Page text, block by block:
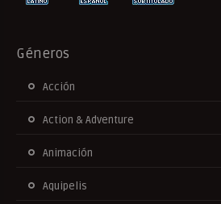
Géneros
Acción
Action & Adventure
Animación
Aquipelis